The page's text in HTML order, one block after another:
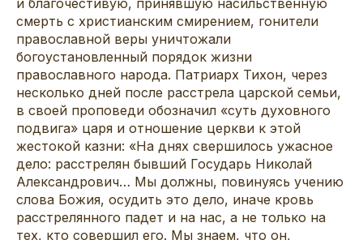
смерть с христианским смирением, гонители
православной веры уничтожали
богоустановленный порядок жизни
православного народа. Патриарх Тихон, через
несколько дней после расстрела царской семьи,
в своей проповеди обозначил «суть духовного
подвига» царя и отношение церкви к этой
жестокой казни: «На днях свершилось ужасное
дело: расстрелян бывший Государь Николай
Александрович… Мы должны, повинуясь учению
слова Божия, осудить это дело, иначе кровь
расстрелянного падет и на нас, а не только на
тех, кто совершил его. Мы знаем, что он,